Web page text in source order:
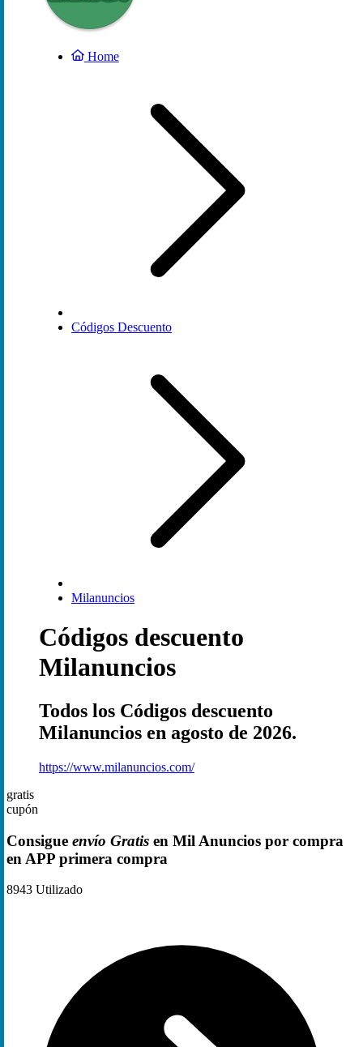
Home
Códigos Descuento
Milanuncios
Códigos descuento
Milanuncios
Todos los Códigos descuento
Milanuncios en agosto de 2026.
https://www.milanuncios.com/
gratis
cupón
Consigue envío Gratis en Mil Anuncios por compra
en APP primera compra
8943 Utilizado